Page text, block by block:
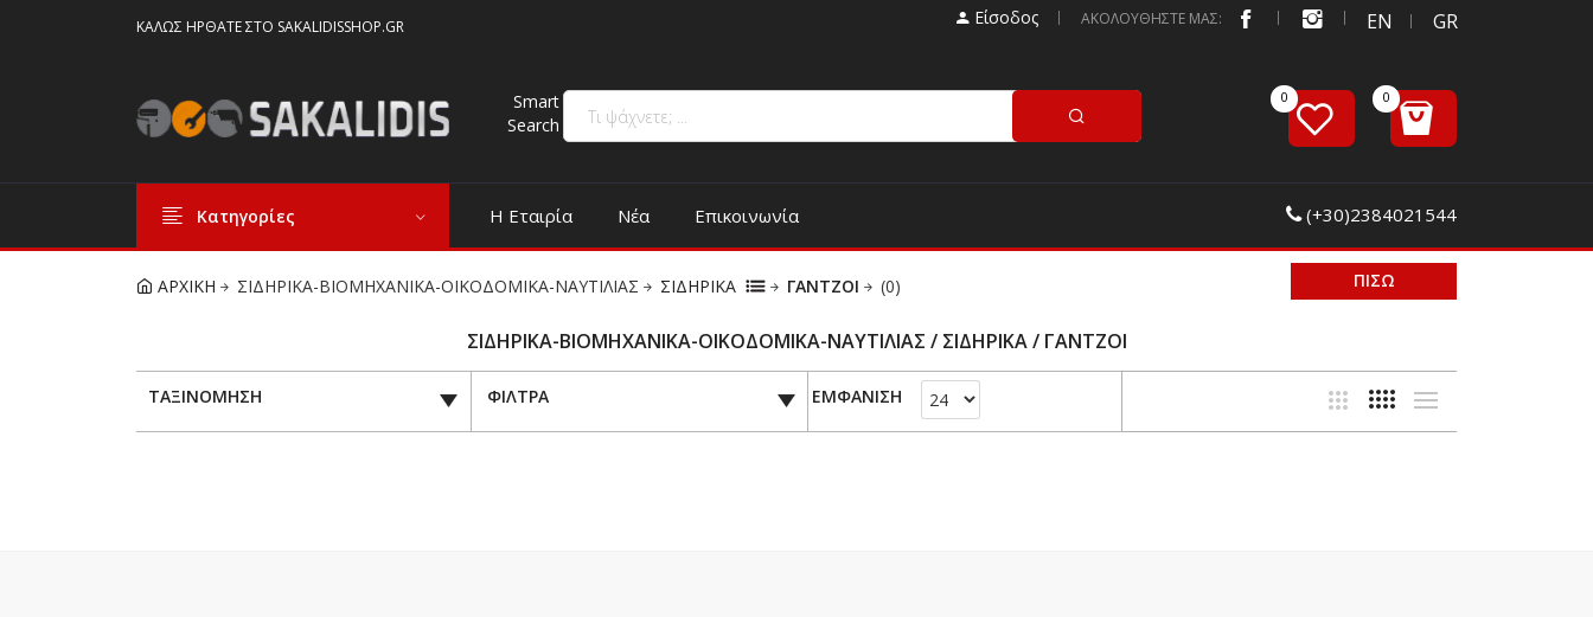
ΚΑΛΏΣ ΉΡΘΑΤΕ ΣΤΟ SAKALIDISSHOP.GR Είσοδος ΑΚΟΛΟΥΘΗΣΤΕ ΜΑΣ: EN GR
Smart
Search
Κατηγορίες Η Εταιρία Νέα Επικοινωνία (+30)2384021544
ΑΡΧΙΚΗ ΣΙΔΗΡΙΚΑ-ΒΙΟΜΗΧΑΝΙΚΑ-ΟΙΚΟΔΟΜΙΚΑ-ΝΑΥΤΙΛΙΑΣ ΣΙΔΗΡΙΚΑ ΓΑΝΤΖΟΙ (0) ΠΙΣΩ
ΣΙΔΗΡΙΚΑ-ΒΙΟΜΗΧΑΝΙΚΑ-ΟΙΚΟΔΟΜΙΚΑ-ΝΑΥΤΙΛΙΑΣ / ΣΙΔΗΡΙΚΑ / ΓΑΝΤΖΟΙ
ΤΑΞΙΝΟΜΗΣΗ ΦΙΛΤΡΑ ΕΜΦΑΝΙΣΗ